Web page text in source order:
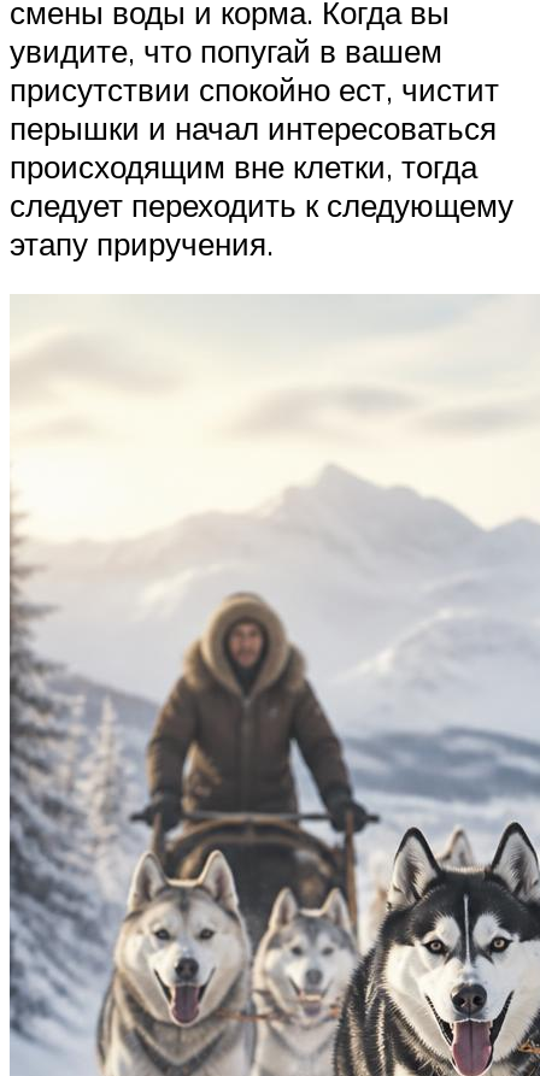
смены воды и корма. Когда вы
увидите, что попугай в вашем
присутствии спокойно ест, чистит
перышки и начал интересоваться
происходящим вне клетки, тогда
следует переходить к следующему
этапу приручения.